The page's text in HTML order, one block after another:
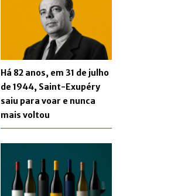
Há 82 anos, em 31 de julho
de 1944, Saint-Exupéry
saiu para voar e nunca
mais voltou